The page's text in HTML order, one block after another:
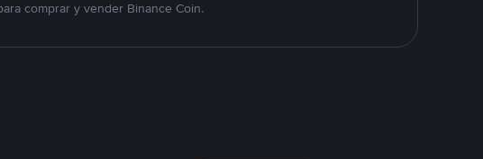
comprar y vender Binance Coin.